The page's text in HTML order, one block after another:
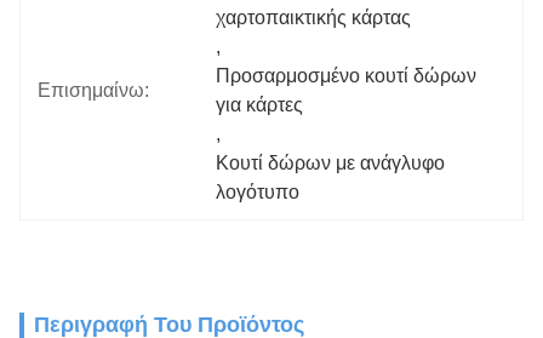
Επισημαίνω:
χαρτοπαικτικής κάρτας
,
Προσαρμοσμένο κουτί δώρων
για κάρτες
,
Κουτί δώρων με ανάγλυφο
λογότυπο
Περιγραφή Του Προϊόντος